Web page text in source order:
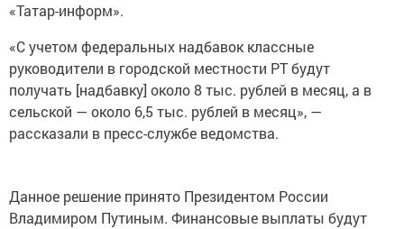
«Татар-информ».
«С учетом федеральных надбавок классные
руководители в городской местности РТ будут
получать [надбавку] около 8 тыс. рублей в месяц, а в
сельской — около 6,5 тыс. рублей в месяц», —
рассказали в пресс-службе ведомства.
Данное решение принято Президентом России
Владимиром Путиным. Финансовые выплаты будут